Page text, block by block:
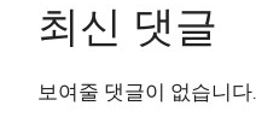
최신 댓글
보여줄 댓글이 없습니다.